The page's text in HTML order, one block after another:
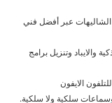
عبر أفضل فني
والايباد وتنزيل برامج
الايفون